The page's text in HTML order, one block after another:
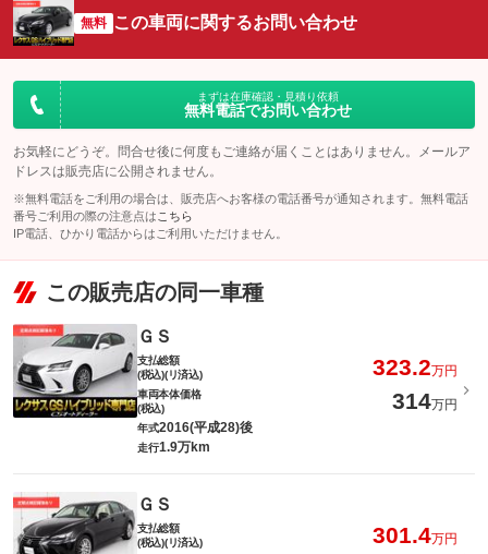
無料 この車両に関するお問い合わせ
まずは在庫確認・見積り依頼
無料電話でお問い合わせ
お気軽にどうぞ。問合せ後に何度もご連絡が届くことはありません。メールア
ドレスは販売店に公開されません。
※無料電話をご利用の場合は、販売店へお客様の電話番号が通知されます。無料電話
番号ご利用の際の注意点は こちら
IP電話、ひかり電話からはご利用いただけません。
この販売店の同一車種
ＧＳ
支払総額
(税込)(リ済込)
323.2万円
車両本体価格
(税込)
314万円
年式2016(平成28)後
走行1.9万km
ＧＳ
支払総額
(税込)(リ済込)
301.4万円